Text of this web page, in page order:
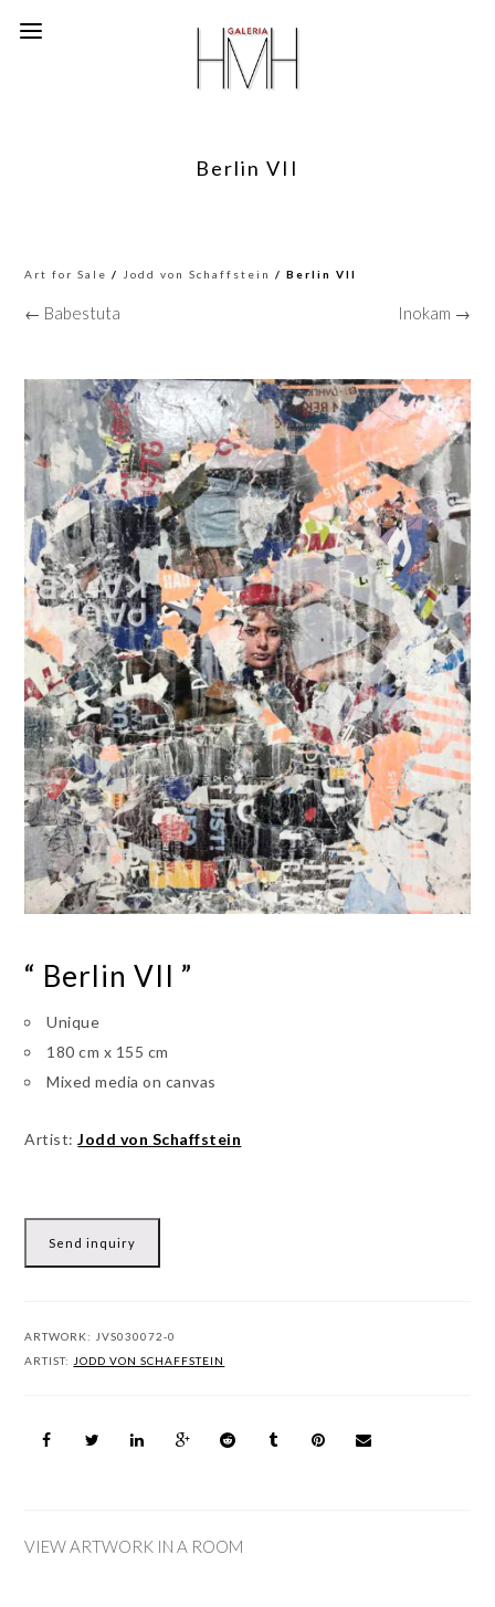
Berlin VII
Art for Sale / Jodd von Schaffstein / Berlin VII
← Babestuta Inokam →
“ Berlin VII ”
Unique
180 cm x 155 cm
Mixed media on canvas
Artist:Jodd von Schaffstein
Send inquiry
ARTWORK: JVS030072-0
ARTIST: JODD VON SCHAFFSTEIN
VIEW ARTWORK IN A ROOM